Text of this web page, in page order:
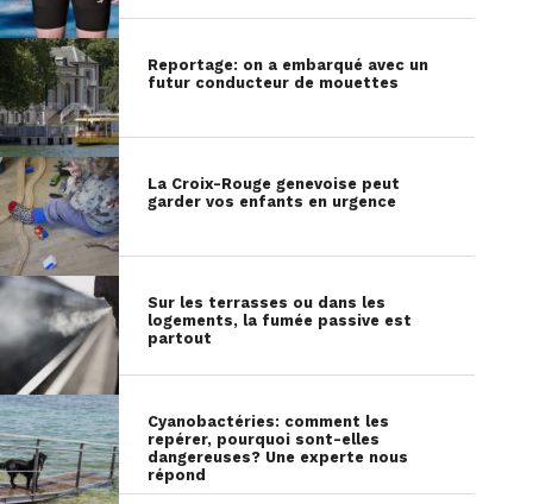
Reportage: on a embarqué avec un
futur conducteur de mouettes
La Croix-Rouge genevoise peut
garder vos enfants en urgence
Sur les terrasses ou dans les
logements, la fumée passive est
partout
Cyanobactéries: comment les
repérer, pourquoi sont-elles
dangereuses? Une experte nous
répond